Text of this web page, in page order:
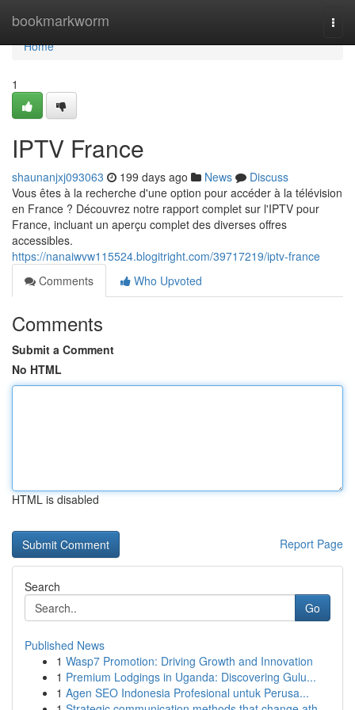
bookmarkworm
Home
Home
1
IPTV France
shaunanjxj093063 199 days ago News
Discuss
Vous êtes à la recherche d'une option pour accéder à la télévision
en France ? Découvrez notre rapport complet sur l'IPTV pour
France, incluant un aperçu complet des diverses offres
accessibles.
https://nanaiwvw115524.blogitright.com/39717219/iptv-france
Comments
Who Upvoted
Comments
Submit a Comment
No HTML
HTML is disabled
Report Page
Search
Go
Published News
1 Wasp7 Promotion: Driving Growth and Innovation
1 Premium Lodgings in Uganda: Discovering Gulu...
1 Agen SEO Indonesia Profesional untuk Perusa...